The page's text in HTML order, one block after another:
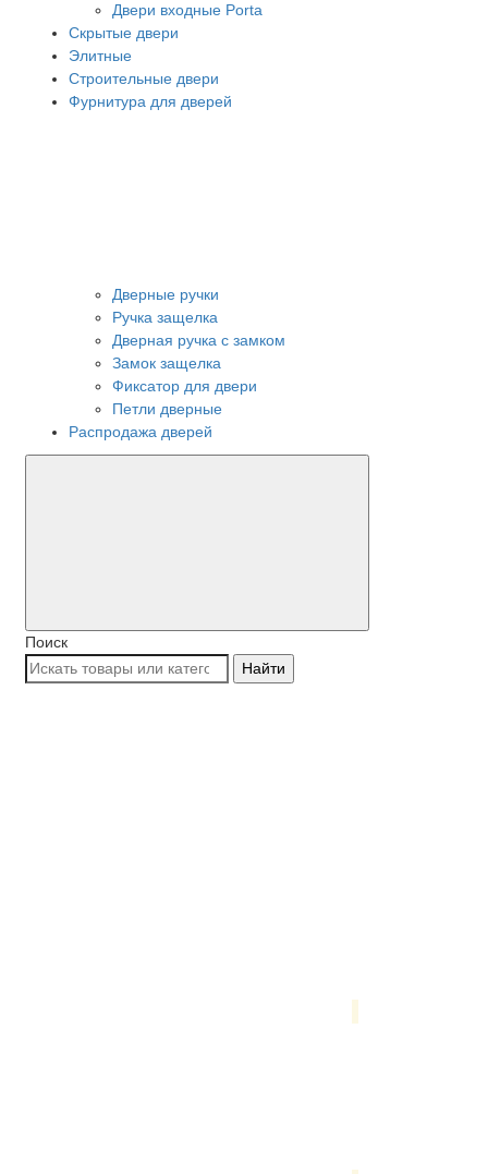
Двери входные Porta
Скрытые двери
Элитные
Строительные двери
Фурнитура для дверей
Дверные ручки
Ручка защелка
Дверная ручка с замком
Замок защелка
Фиксатор для двери
Петли дверные
Распродажа дверей
Поиск
Найти